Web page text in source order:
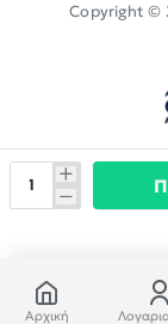
Αρχική
Copyright ©